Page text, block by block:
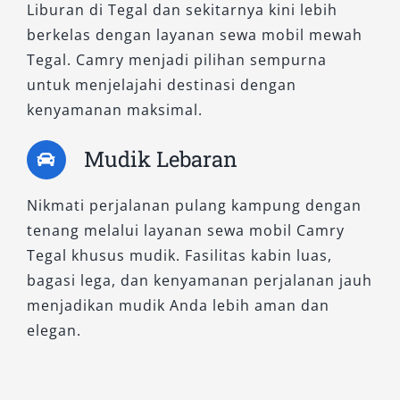
memberikan keleluasaan bagi pelanggan untuk
memilih kendaraan sesuai kebutuhan dan
preferensi. Layanan sewa mobil Camry kami
tidak hanya fokus pada kenyamanan, tetapi
dan terpercaya. Seluruh armada dirawat
secara berkala, dilengkapi fitur keamanan
modern, dan dikemudikan oleh sopir
berpengalaman yang memahami rute dan etika
pelayanan prima.
Baik untuk kebutuhan pribadi, kegiatan
korporat, atau momen spesial lainnya,
Liburan di Tegal dan sekitarnya kini lebih
berkelas dengan layanan sewa mobil mewah
Tegal. Camry menjadi pilihan sempurna
untuk menjelajahi destinasi dengan
kenyamanan maksimal.
Mudik Lebaran
Nikmati perjalanan pulang kampung dengan
tenang melalui layanan sewa mobil Camry
Tegal khusus mudik. Fasilitas kabin luas,
bagasi lega, dan kenyamanan perjalanan jauh
menjadikan mudik Anda lebih aman dan
elegan.